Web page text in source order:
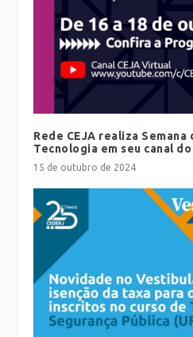
Rede CEJA realiza Semana
Tecnologia em seu canal
15 de outubro de 2024